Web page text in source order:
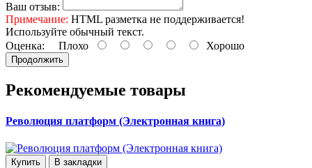
Ваш отзыв:
Примечание: HTML разметка не поддерживается!
Используйте обычный текст.
Оценка: Плохо Хорошо
Продолжить
Рекомендуемые товары
Революция платформ (Электронная книга)
Купить В закладки